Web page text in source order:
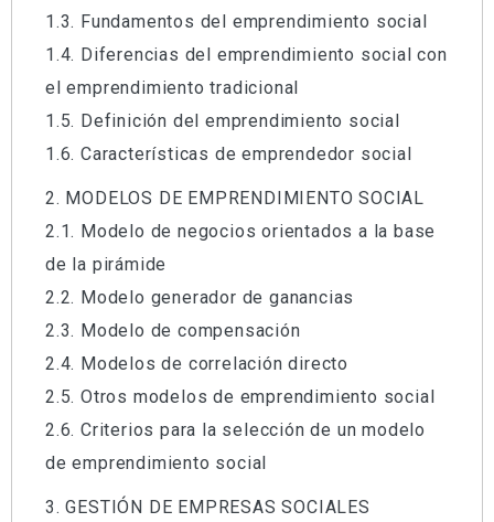
1.3. Fundamentos del emprendimiento social
1.4. Diferencias del emprendimiento social con
el emprendimiento tradicional
1.5. Definición del emprendimiento social
1.6. Características de emprendedor social
2. MODELOS DE EMPRENDIMIENTO SOCIAL
2.1. Modelo de negocios orientados a la base
de la pirámide
2.2. Modelo generador de ganancias
2.3. Modelo de compensación
2.4. Modelos de correlación directo
2.5. Otros modelos de emprendimiento social
2.6. Criterios para la selección de un modelo
de emprendimiento social
3. GESTIÓN DE EMPRESAS SOCIALES
Auditoría
Profesorado habilitado para la impartición
de formación online de este curso.
Este curso online incluye:
Manual de apoyo de la plataforma
Diversos materiales interactivos
Audiovisuales
Textos con el contenido del curso
Evaluaciones para que puedas medir el nivel
de conocimientos adquirido
Tutor online
Diploma acreditativo